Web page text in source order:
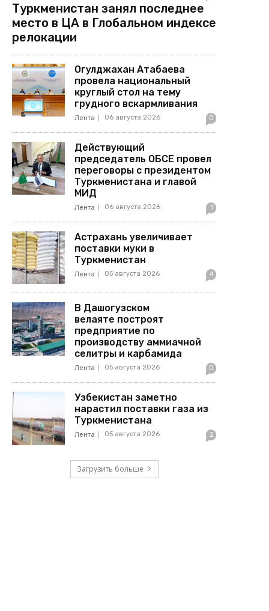
Туркменистан занял последнее
место в ЦА в Глобальном индексе
релокации
Огулджахан Атабаева
провела национальный
круглый стол на тему
грудного вскармливания
Лента 06 августа 2026 0
Действующий
председатель ОБСЕ провел
переговоры с президентом
Туркменистана и главой
МИД
Лента 06 августа 2026 1
Астрахань увеличивает
поставки муки в
Туркменистан
Лента 05 августа 2026 4
В Дашогузском
велаяте построят
предприятие по
производству аммиачной
селитры и карбамида
Лента 05 августа 2026 0
Узбекистан заметно
нарастил поставки газа из
Туркменистана
Лента 05 августа 2026 2
Загрузить больше